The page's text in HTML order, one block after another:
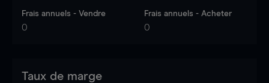
Frais annuels - Vendre
0
Frais annuels - Acheter
0
Taux de marge